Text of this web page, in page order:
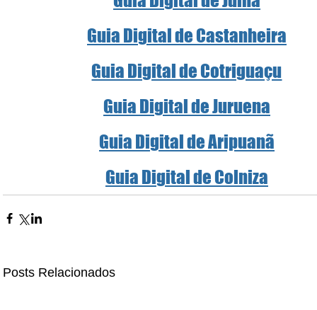
Guia Digital de Castanheira
Guia Digital de Cotriguaçu
Guia Digital de Juruena
Guia Digital de Aripuanã
Guia Digital de Colniza
Posts Relacionados